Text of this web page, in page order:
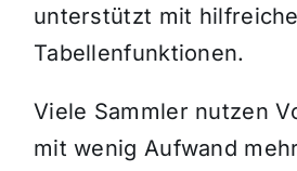
unterstützt mit
Tabellenfunktionen.
Viele Sammler nutzen
mit wenig Aufwand